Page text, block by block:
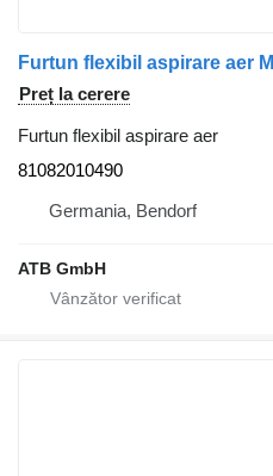
Preț la cerere
Furtun flexibil aspirare aer
81082010490
Germania, Bendorf
ATB GmbH